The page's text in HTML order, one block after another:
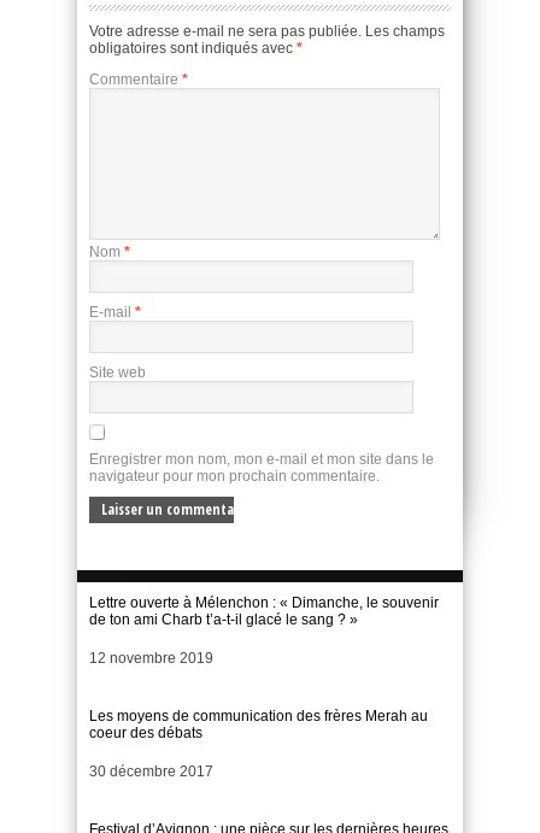
Votre adresse e-mail ne sera pas publiée. Les champs
obligatoires sont indiqués avec *
Commentaire *
Nom *
E-mail *
Site web
Enregistrer mon nom, mon e-mail et mon site dans le
navigateur pour mon prochain commentaire.
Lettre ouverte à Mélenchon : « Dimanche, le souvenir
de ton ami Charb t’a-t-il glacé le sang ? »
Date
12 novembre 2019
Les moyens de communication des frères Merah au
coeur des débats
Date
30 décembre 2017
Festival d’Avignon : une pièce sur les dernières heures